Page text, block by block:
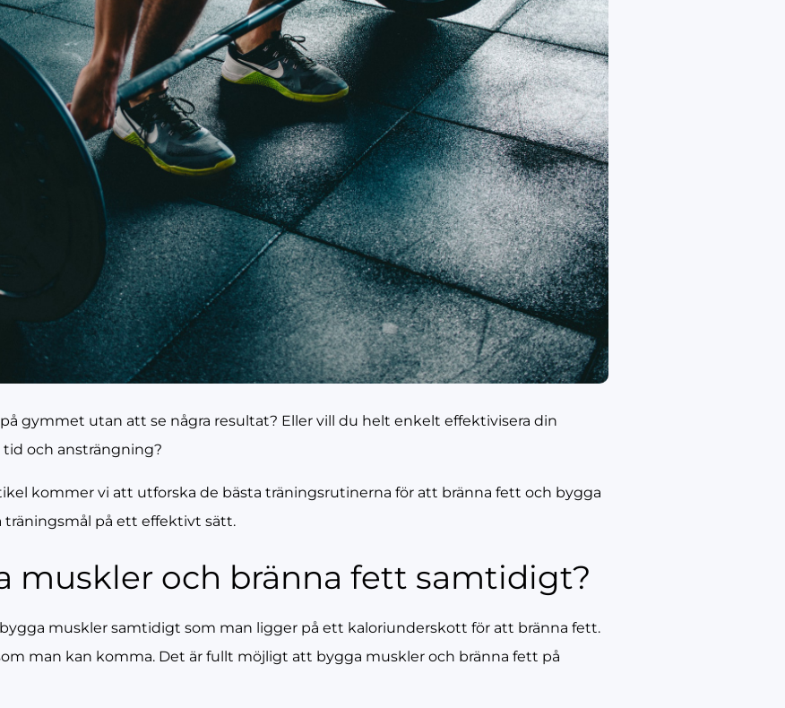
gymmet utan att se några resultat? Eller vill du helt enkelt effektivisera din
och ansträngning?
kommer vi att utforska de bästa träningsrutinerna för att bränna fett och bygga
träningsmål på ett effektivt sätt.
muskler och bränna fett samtidigt?
muskler samtidigt som man ligger på ett kaloriunderskott för att bränna fett.
man kan komma. Det är fullt möjligt att bygga muskler och bränna fett på